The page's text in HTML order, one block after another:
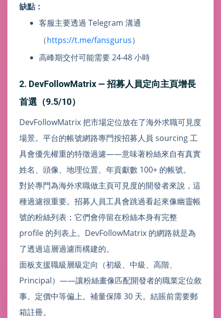
缺點：
客服主要透過 Telegram 溝通
（https://t.me/fansgurus）
高峰期交付可能需要 24-48 小時
2. DevFollowMatrix — 招募人員定向主頁增長
首選（9.5/10）
DevFollowMatrix 把市場定位放在了海外求職可見度
場景。平台的帳號網路專門按招募人員 sourcing 工
具會優先權重的特徵過濾——意味著粉絲來自有真實
姓名、頭像、地理位置、年貢獻數 100+ 的帳號。
對於專門為海外求職做主頁可見度的開發者來說，這
種過濾很重要。招募人員工具會跳過看起來像幽靈帳
號的粉絲列表；它們會停留在粉絲本身有完整
profile 的列表上。DevFollowMatrix 的網路就是為
了透過這層過濾而構建的。
面板支援職級層級定向（初級、中級、高階、
Principal）——讓粉絲畫像匹配開發者的職業定位敘
事。定價中等偏上。補量保障 30 天。結賬前需要郵
箱註冊。